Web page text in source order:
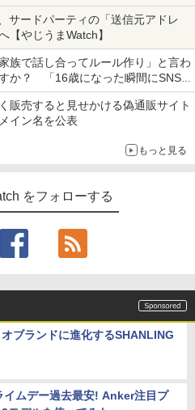
サードパーティの「送信元アドレ
【やじうまWatch】
族で話し合ってルール作り」と言わ
か？ 「16歳になった瞬間にSNS
う上沼紫野弁護士にヒントを聞く
販売すると見せかける偽通販サイト
イン名を公表
もっと見る
をフォローする
ブランドに進化するSHANLING
ムデー過去最安! Anker注目プ